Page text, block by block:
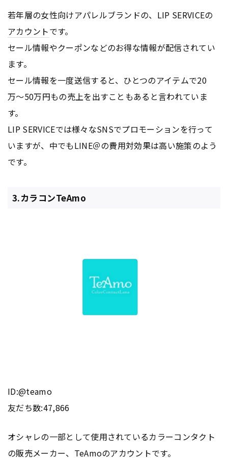
若年層の女性向けアパレルブランドの、LIP SERVICEの
アカウントです。
セール情報やクーポンなどのお得な情報が配信されてい
ます。
セール情報を一度送信すると、ひとつのアイテムで20
万〜50万円もの売上を出すこともあると言われていま
す。
LIP SERVICEでは様々なSNSでプロモーションを行って
いますが、中でもLINE＠の費用対効果は高い施策のよう
です。
3.カラコンTeAmo
ID:@teamo
友だち数:47,866
オシャレの一部として使用されているカラーコンタクト
の販売メーカー、TeAmoのアカウントです。